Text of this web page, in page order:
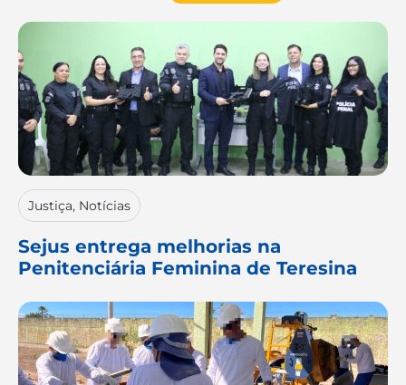
Justiça, Notícias
Sejus entrega melhorias na
Penitenciária Feminina de Teresina